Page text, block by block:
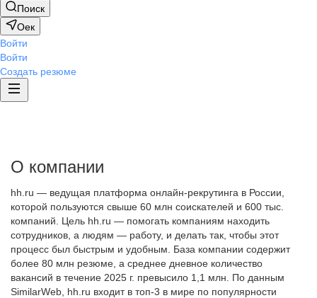
Поиск
Оек
Войти
Войти
Создать резюме
О компании
hh.ru — ведущая платформа онлайн-рекрутинга в России,
которой пользуются свыше 60 млн соискателей и 600 тыс.
компаний. Цель hh.ru — помогать компаниям находить
сотрудников, а людям — работу, и делать так, чтобы этот
процесс был быстрым и удобным. База компании содержит
более 80 млн резюме, а среднее дневное количество
вакансий в течение 2025 г. превысило 1,1 млн. По данным
SimilarWeb, hh.ru входит в топ-3 в мире по популярности